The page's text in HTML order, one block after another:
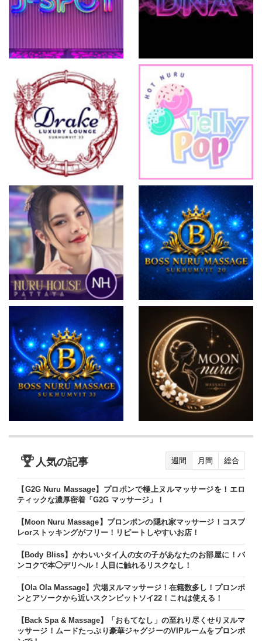
人気の記事 週間 月間 総合
【G2G Nuru Massage】プロポンで極上ヌルマッサージを！エロ
ティックな濃厚密着「G2G マッサージ」！
【Moon Nuru Massage】プロンポンの隠れ家マッサージ！コスプ
レorストッキングがフリー！リピートしやすいお店！
【Body Bliss】かわいいタイ人の女の子があなたのお部屋に！バ
ンコクで本◯デリヘル！人目に触れるリスクなし！
【Ola Ola Massage】穴場ヌルマッサージ！在籍数多し！プロンポ
ンとアソークから近いスクンビットソイ22！これは使える！
【Back Spa & Massage】「おもてなし」の至れり尽くせりヌルマ
ッサージ！ムードたっぷり豪華ジャグジーのVIPルームをプロンポ